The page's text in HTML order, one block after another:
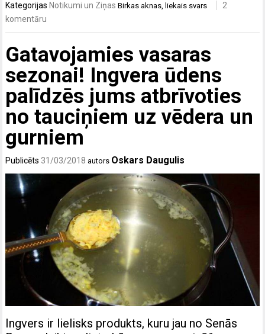
Kategorijas Notikumi un Ziņas Birkasaknas, liekais svars
2
komentāru
Gatavojamies vasaras
sezonai! Ingvera ūdens
palīdzēs jums atbrīvoties
no tauciņiem uz vēdera un
gurniem
Publicēts 31/03/2018 autors Oskars Daugulis
Ingvers ir lielisks produkts, kuru jau no Senās